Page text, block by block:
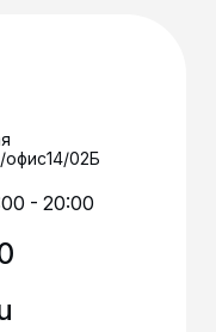
02Б
- 20:00